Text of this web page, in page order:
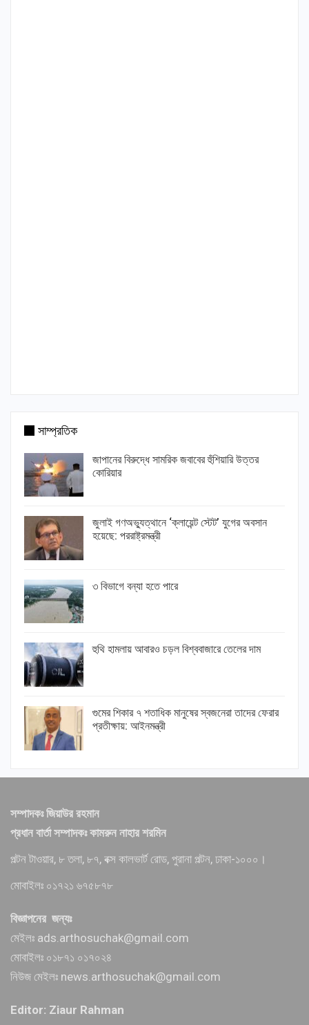
সাম্প্রতিক
জাপানের বিরুদ্ধে সামরিক জবাবের হুঁশিয়ারি উত্তর
কোরিয়ার
জুলাই গণঅভ্যুত্থানে ‘ক্লায়েন্ট স্টেট’ যুগের অবসান
হয়েছে: পররাষ্ট্রমন্ত্রী
৩ বিভাগে বন্যা হতে পারে
হুথি হামলায় আবারও চড়ল বিশ্ববাজারে তেলের দাম
গুমের শিকার ৭ শতাধিক মানুষের স্বজনেরা তাদের ফেরার
প্রতীক্ষায়: আইনমন্ত্রী
সম্পাদকঃ জিয়াউর রহমান
প্রধান বার্তা সম্পাদকঃ কামরুন নাহার শরমিন
পল্টন টাওয়ার, ৮ তলা, ৮৭, বক্স কালভার্ট রোড, পুরানা পল্টন, ঢাকা-১০০০।
মোবাইলঃ ০১৭২১ ৬৭৫৮৭৮
বিজ্ঞাপনের জন্যঃ
মেইলঃ ads.arthosuchak@gmail.com
মোবাইলঃ ০১৮৭১ ০১৭০২৪
নিউজ মেইলঃ news.arthosuchak@gmail.com
Editor: Ziaur Rahman